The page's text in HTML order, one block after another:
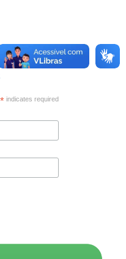
e
* indicates required